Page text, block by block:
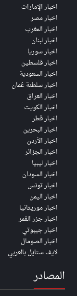
اخبار الإمارات
اخبار مصر
اخبار المغرب
اخبار لبنان
اخبار سوريا
اخبار فلسطين
اخبار السعودية
اخبار سلطنة عُمان
اخبار العراق
اخبار الكويت
اخبار قطر
اخبار البحرين
اخبار الأردن
اخبار الجزائر
اخبار ليبيا
اخبار السودان
اخبار تونس
اخبار اليمن
اخبار موريتانيا
اخبار جزر القمر
اخبار جيبوتي
اخبار الصومال
لايف ستايل بالعربي
المصادر